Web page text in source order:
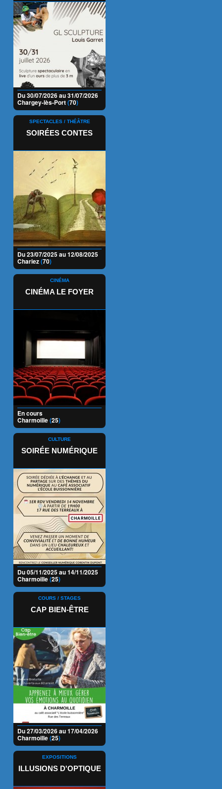
Du 30/07/2026 au 31/07/2026
Chargey-lès-Port(70)
SPECTACLES / THÉÂTRE
SOIRÉES CONTES
Du 23/07/2025 au 12/08/2025
Chariez(70)
CINÉMA
CINÉMA LE FOYER
En cours
Charmoille(25)
CULTURE
SOIRÉE NUMÉRIQUE
Du 05/11/2025 au 14/11/2025
Charmoille(25)
COURS / STAGES
CAP BIEN-ÊTRE
Du 27/03/2026 au 17/04/2026
Charmoille(25)
EXPOSITIONS
ILLUSIONS D'OPTIQUE